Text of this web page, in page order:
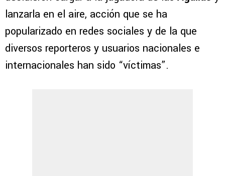
lanzarla en el aire, acción que se ha
popularizado en redes sociales y de la que
diversos reporteros y usuarios nacionales e
internacionales han sido “víctimas”.